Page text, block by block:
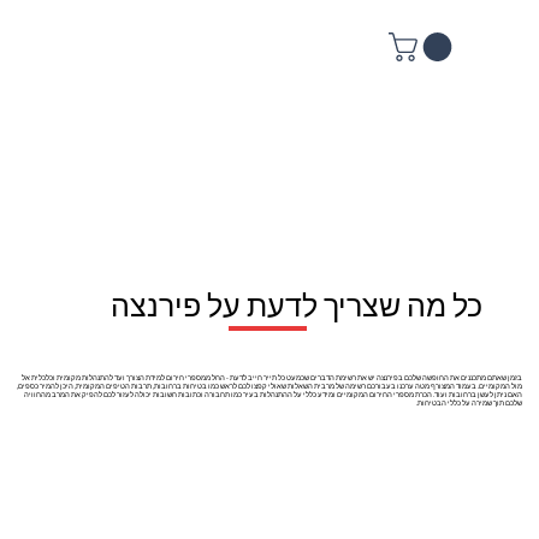
כל מה שצריך לדעת על פירנצה
בזמן שאתם מתכננים את החופשה שלכם בפירנצה יש את רשימת הדברים שכמעט כל תייר חייב לדעת - החל ממספרי חירום למידת הצורך ועד להתנהלות מקומית וכלכלית אל
מול המקומיים. בעמוד המצורף מטה ערכנו בעבורכם רשימה של מרבית השאלות שאולי קפצו לכם לראש כמו בטיחות ברחובות, תרבות הטיפים המקומית, היכן להמיר כספים,
האם ניתן לעשן ברחובות ועוד. הכרת מספרי החירום המקומיים ומידע כללי על ההתנהלות בעיר כמו תחבורה וכתובות חשובות יכולה לעזור לכם להפיק את המרב מהחוויה
שלכם תוך שמירה על כללי הבטיחות.